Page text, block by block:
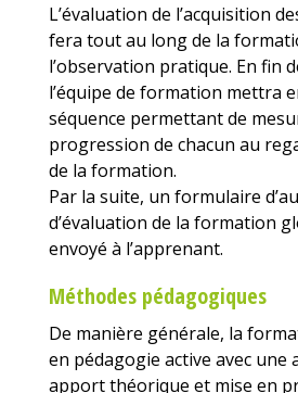
L’évaluation de l’acquisition
fera tout au long de la
l’observation pratique. En fin
l’équipe de formation mettra
séquence permettant de
progression de chacun au
de la formation.
Par la suite, un formulaire
d’évaluation de la formation
envoyé à l’apprenant.
Méthodes pédagogiques
De manière générale, la
en pédagogie active avec
apport théorique et mise en